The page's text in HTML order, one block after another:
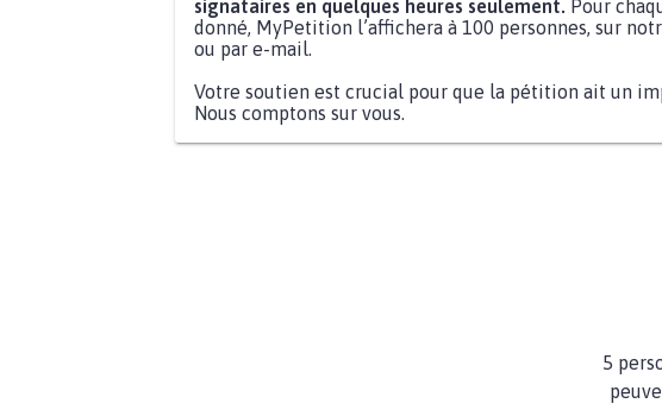
signataires en quelques heures seulement. Pour
donné, MyPetition l’affichera à 100 personnes, sur
ou par e-mail.
Votre soutien est crucial pour que la pétition ait un
Nous comptons sur vous.
5